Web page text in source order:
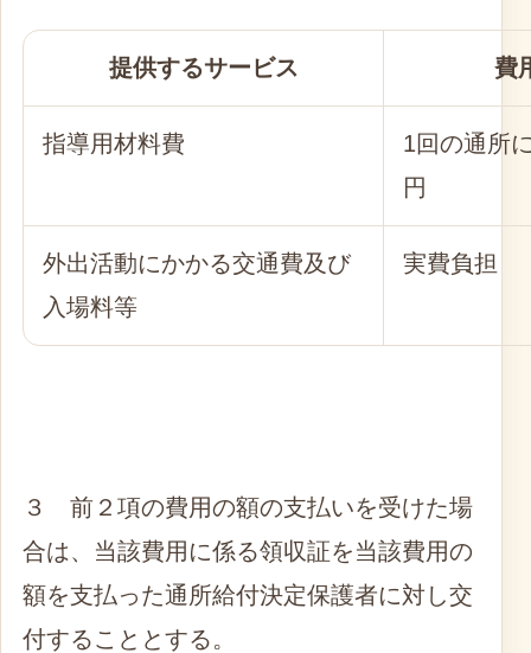
提供するサービス 費
指導用材料費
1回の通所
円
外出活動にかかる交通費及び
入場料等
実費負担
３ 前２項の費用の額の支払いを受けた場
合は、当該費用に係る領収証を当該費用の
額を支払った通所給付決定保護者に対し交
付することとする。